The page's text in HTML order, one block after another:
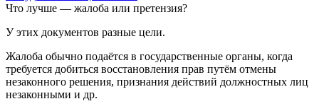
Что лучше — жалоба или претензия?
У этих документов разные цели.
Жалоба обычно подаётся в государственные органы, когда
требуется добиться восстановления прав путём отмены
незаконного решения, признания действий должностных лиц
незаконными и др.